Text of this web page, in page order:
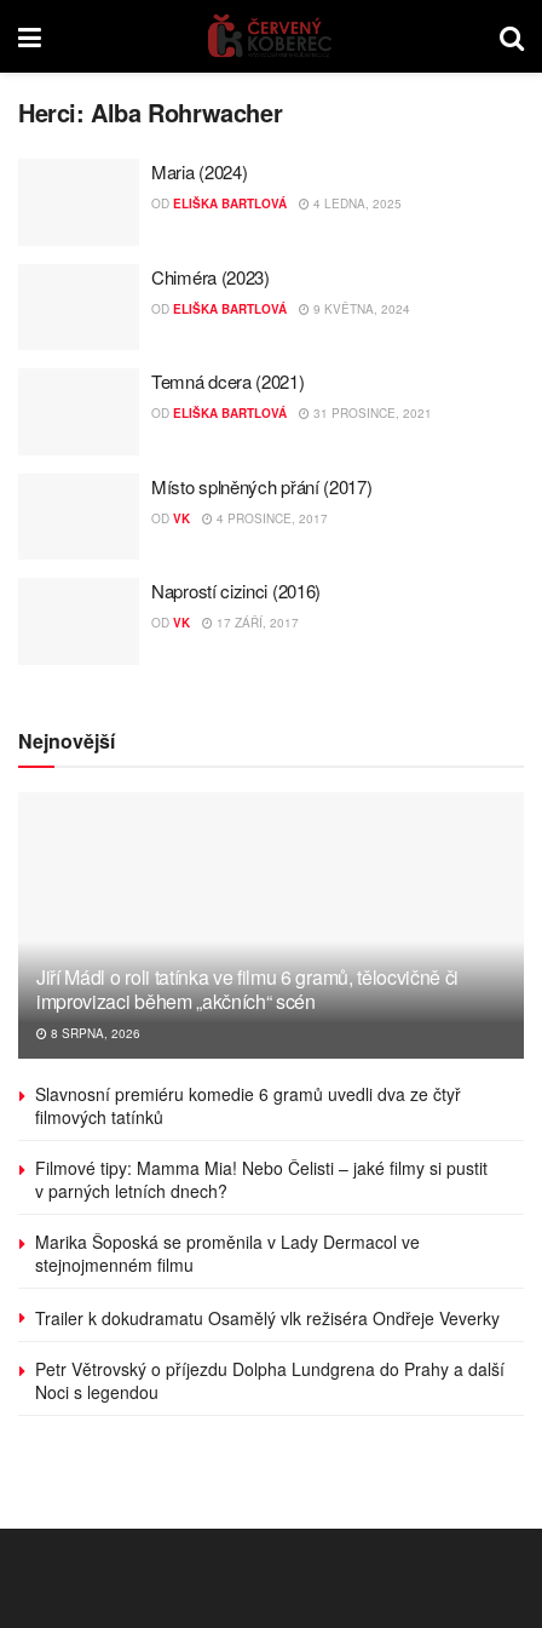
Herci:Alba Rohrwacher
Maria (2024)
OD ELIŠKA BARTLOVÁ 4 LEDNA, 2025
Chiméra (2023)
OD ELIŠKA BARTLOVÁ 9 KVĚTNA, 2024
Temná dcera (2021)
OD ELIŠKA BARTLOVÁ 31 PROSINCE, 2021
Místo splněných přání (2017)
OD VK 4 PROSINCE, 2017
Naprostí cizinci (2016)
OD VK 17 ZÁŘÍ, 2017
Nejnovější
Jiří Mádl o roli tatínka ve filmu 6 gramů, tělocvičně či
improvizaci během „akčních“ scén
8 SRPNA, 2026
Slavnosní premiéru komedie 6 gramů uvedli dva ze čtyř
filmových tatínků
Filmové tipy: Mamma Mia! Nebo Čelisti – jaké filmy si pustit
v parných letních dnech?
Marika Šoposká se proměnila v Lady Dermacol ve
stejnojmenném filmu
Trailer k dokudramatu Osamělý vlk režiséra Ondřeje Veverky
Petr Větrovský o příjezdu Dolpha Lundgrena do Prahy a další
Noci s legendou